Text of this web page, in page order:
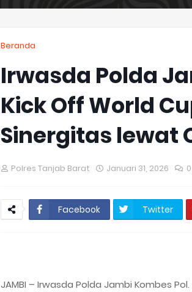
Beranda
Irwasda Polda
Kick Off World
Sinergitas lewat
Polres Tanjab Barat Januari 31, 2026
Facebook Twitter
JAMBI – Irwasda Polda Jambi Kombes